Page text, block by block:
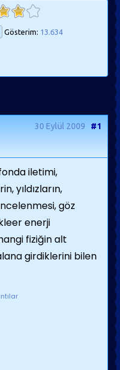
Gösterim: 13.634
30 Eylül 2009 #1
iletimi,
yıldızların,
göz
enerji
fiziğin alt
girdiklerini bilen